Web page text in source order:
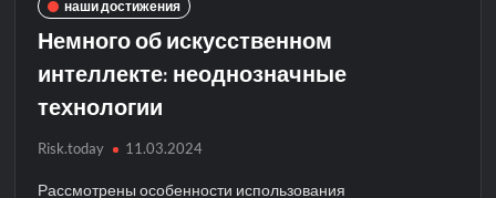
наши достижения
Немного об искусственном
интеллекте: неоднозначные
технологии
Risk.today 11.03.2024
Рассмотрены особенности использования